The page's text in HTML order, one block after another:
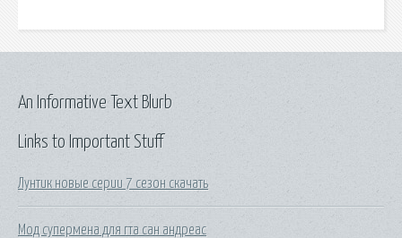
Links to Important Stuff
Лунтик новые серии 7 сезон скачать
Мод супермена для гта сан андреас
An Informative Text Blurb